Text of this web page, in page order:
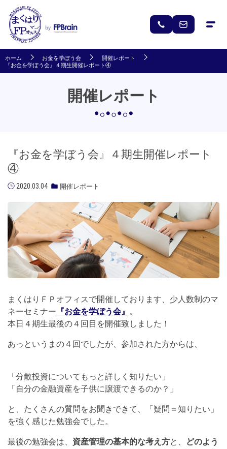
開催レポート
ホーム お金を学ぼう会
開催レポート
『お金を学ぼう会』４期生開催レポート④
『お金を学ぼう会』４期生開催レポート
④
2020.03.04 開催レポート
まくはりＦＰオフィスで開催しております、少人数制のマ
ネーセミナー 『お金を学ぼう会』
。
本日４期生最後の４回目を開催致しました！
あっというまの４回でしたが、参加された方からは、
「分散投資についてもっと詳しく知りたい」
「自分の金融資産を子供に譲渡できるのか？」
と、たくさんの質問をお聞きできて、「疑問＝知りたい」
を強く感じた勉強会でした。
最後の勉強会は、 資産管理の基本的な考え方と、
どのよう